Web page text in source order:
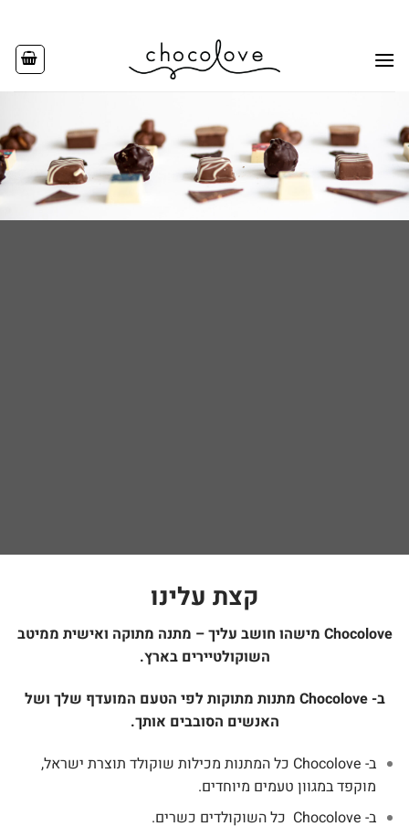
content
קצת עלינו
Chocolove מישהו חושב עליך –
מתנה מתוקה ואישית ממיטב
השוקולטיירים בארץ.
ב- Chocolove מתנות מתוקות לפי הטעם המועדף שלך ושל
האנשים הסובבים אותך.
ב- Chocolove כל המתנות מכילות שוקולד תוצרת ישראל,
מוקפד במגוון טעמים מיוחדים.
ב- Chocolove כל השוקולדים כשרים.